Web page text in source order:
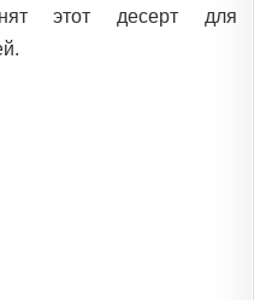
этот десерт для